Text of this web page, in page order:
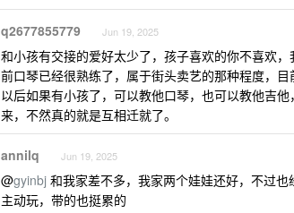
q2677855779 Jun 19, 2025
和小孩有交接的爱好太少了，孩子喜欢的你不喜欢
前口琴已经很熟练了，属于街头卖艺的那种程度，
以后如果有小孩了，可以教他口琴，也可以教他吉
来，不然真的就是互相迁就了。
annilq Jun 19, 2025
@gyinbj 和我家差不多，我家两个娃娃还好，不过
主动玩，带的也挺累的